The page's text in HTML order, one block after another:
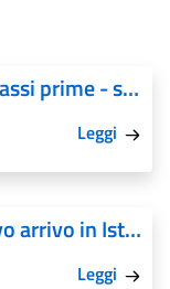
Comunicazione assegnazione classi prime - scuola secondaria I grado - a.s. 2026-2027
Leggi
Presa di servizio docenti di nuovo arrivo in Istituto
Leggi